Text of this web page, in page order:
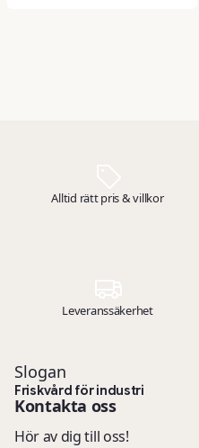
Alltid rätt pris & villkor
Leveranssäkerhet
Slogan
Friskvård för industri
Kontakta oss
Hör av dig till oss!